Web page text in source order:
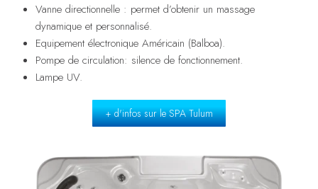
Vanne directionnelle : permet d’obtenir un massage
dynamique et personnalisé.
Equipement électronique Américain (Balboa).
Pompe de circulation: silence de fonctionnement.
Lampe UV.
+ d'infos sur le SPA Tulum